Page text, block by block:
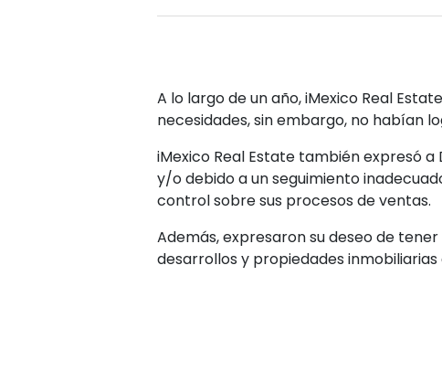
A lo largo de un año, iMexico Real
necesidades, sin embargo, no habían
iMexico Real Estate también expresó
y/o debido a un seguimiento
control sobre sus procesos de ventas.
Además, expresaron su deseo de
desarrollos y propiedades